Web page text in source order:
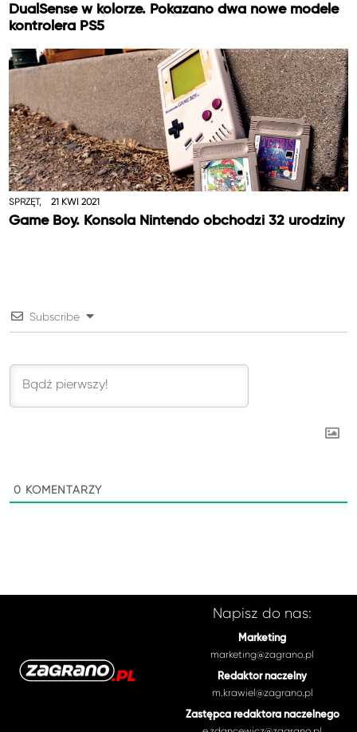
DualSense w kolorze. Pokazano dwa nowe modele
kontrolera PS5
SPRZĘT, 21 KWI 2021
Game Boy. Konsola Nintendo obchodzi 32 urodziny
Subscribe
0 KOMENTARZY
Napisz do nas:
Marketing
marketing@zagrano.pl
Redaktor naczelny
m.krawiel@zagrano.pl
Zastępca redaktora naczelnego